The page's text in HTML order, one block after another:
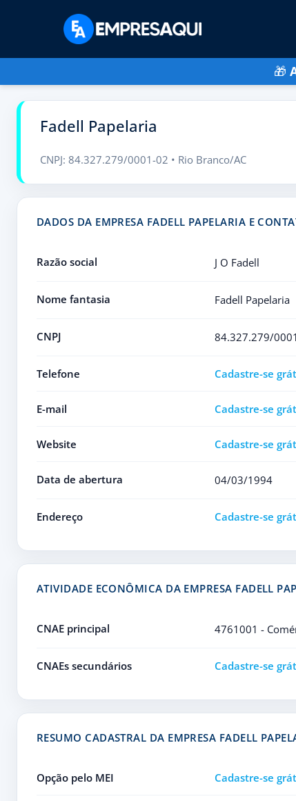
🎁
Fadell Papelaria
CNPJ: 84.327.279/0001-02 • Rio Branco/AC
DADOS DA EMPRESA FADELL PAPELARIA E
Razão social J O Fadell
Nome fantasia Fadell Papelaria
CNPJ 84.327.279/
Telefone Cadastre-se
E-mail Cadastre-se
Website Cadastre-se
Data de abertura 04/03/1994
Endereço Cadastre-se
ATIVIDADE ECONÔMICA DA EMPRESA FADELL
CNAE principal 4761001 -
CNAEs secundários Cadastre-se
RESUMO CADASTRAL DA EMPRESA FADELL
Opção pelo MEI Cadastre-se